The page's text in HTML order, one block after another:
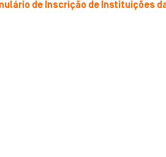
de Inscrição de Instituições